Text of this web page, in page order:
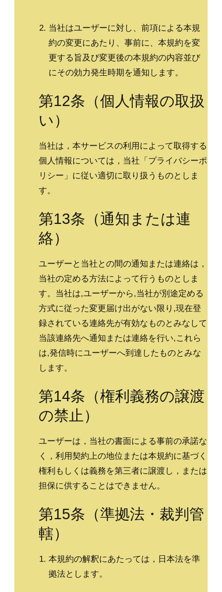
当社はユーザーに対し、前項による本規
約の変更にあたり、事前に、本規約を変
更する旨及び変更後の本規約の内容並び
にその効力発生時期を通知します。
第12条（個人情報の取扱
い）
当社は，本サービスの利用によって取得する
個人情報については，当社「プライバシーポ
リシー」に従い適切に取り扱うものとしま
す。
第13条（通知または連
絡）
ユーザーと当社との間の通知または連絡は，
当社の定める方法によって行うものとしま
す。当社は,ユーザーから,当社が別途定める
方式に従った変更届け出がない限り,現在登
録されている連絡先が有効なものとみなして
当該連絡先へ通知または連絡を行い,これら
は,発信時にユーザーへ到達したものとみな
します。
第14条（権利義務の譲渡
の禁止）
ユーザーは，当社の書面による事前の承諾な
く，利用契約上の地位または本規約に基づく
権利もしくは義務を第三者に譲渡し，または
担保に供することはできません。
第15条（準拠法・裁判管
轄）
本規約の解釈にあたっては，日本法を準
拠法とします。